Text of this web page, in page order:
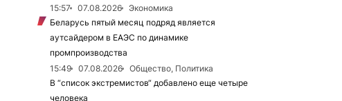
15:57
07.08.2026
Экономика
Беларусь пятый месяц подряд является
аутсайдером в ЕАЭС по динамике
промпроизводства
15:49
07.08.2026
Общество, Политика
В “список экстремистов“ добавлено еще четыре
человека